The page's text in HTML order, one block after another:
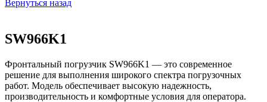
Вернуться назад
SW966K1
Фронтальный погрузчик SW966K1 — это современное
решение для выполнения широкого спектра погрузочных
работ. Модель обеспечивает высокую надежность,
производительность и комфортные условия для оператора.